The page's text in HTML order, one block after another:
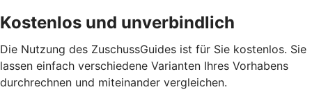
Kostenlos und unverbindlich
Die Nutzung des ZuschussGuides ist für Sie kostenlos. Sie
lassen einfach verschiedene Varianten Ihres Vorhabens
durchrechnen und miteinander vergleichen.